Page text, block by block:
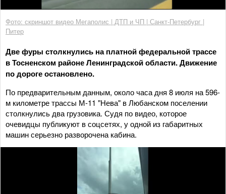
Фото: скриншот видео Мегаполис | ДТП и ЧП | Санкт-Петербург |
Питер
Две фуры столкнулись на платной федеральной трассе
в Тосненском районе Ленинградской области. Движение
по дороге остановлено.
По предварительным данным, около часа дня 8 июля на 596-
м километре трассы М-11 "Нева" в Любанском поселении
столкнулись два грузовика. Судя по видео, которое
очевидцы публикуют в соцсетях, у одной из габаритных
машин серьезно разворочена кабина.